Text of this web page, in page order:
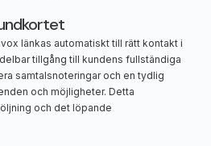
länkas automatiskt till rätt kontakt i
tillgång till kundens fullständiga
samtalsnoteringar och en tydlig
och möjligheter. Detta
och det löpande